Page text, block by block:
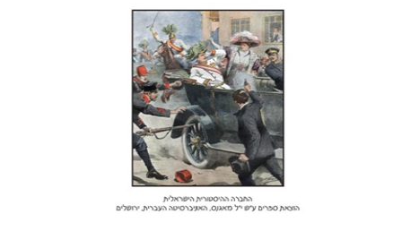
הנחת אתר ספר מודפס
$28
$25